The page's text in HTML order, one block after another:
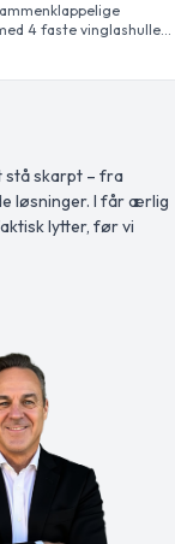
4 faste vinglashuller,
stå skarpt – fra
løsninger. I får ærlig
lytter, før vi